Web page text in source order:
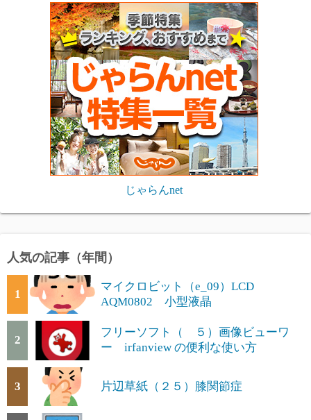
じゃらんnet
人気の記事（年間）
1
マイクロビット（e_09）LCD
AQM0802 小型液晶
2
フリーソフト（ ５）画像ビューワ
ー irfanview の便利な使い方
3 片辺草紙（２５）膝関節症